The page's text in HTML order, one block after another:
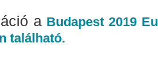
a Budapest 2019
található.